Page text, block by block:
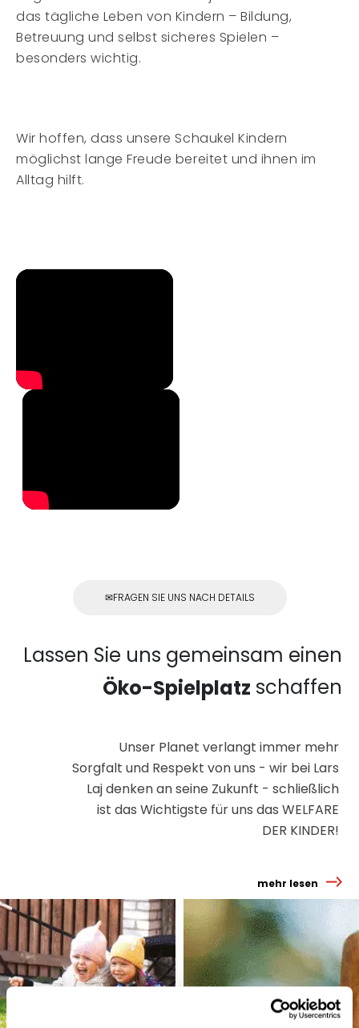
das tägliche Leben von Kindern – Bildung,
Betreuung und selbst sicheres Spielen –
besonders wichtig.
Wir hoffen, dass unsere Schaukel Kindern
möglichst lange Freude bereitet und ihnen im
Alltag hilft.
FRAGEN SIE UNS NACH DETAILS
Lassen Sie uns gemeinsam einen
Öko-Spielplatz schaffen
Unser Planet verlangt immer mehr
Sorgfalt und Respekt von uns - wir bei Lars
Laj denken an seine Zukunft - schließlich
ist das Wichtigste für uns das WELFARE
DER KINDER!
mehr lesen